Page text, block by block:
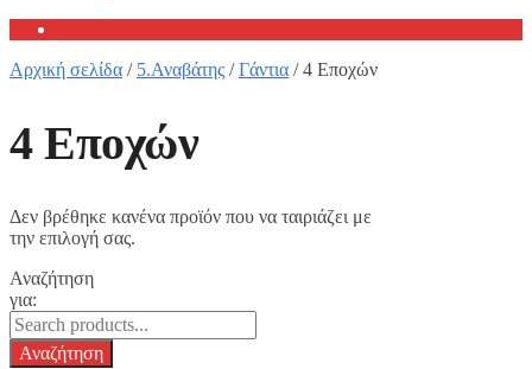
Αρχική σελίδα / 5.Αναβάτης /Γάντια /4 Εποχών
4 Εποχών
Δεν βρέθηκε κανένα προϊόν που να ταιριάζει με
την επιλογή σας.
Αναζήτηση
για: